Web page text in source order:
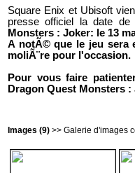
Square Enix et Ubisoft
presse officiel la date
Monsters : Joker: le 13
A notÃ© que le jeu sera
moliÃ¨re pour l'occasion.
Pour vous faire
Dragon Quest Monsters :
Images (9) >> Galerie d'images